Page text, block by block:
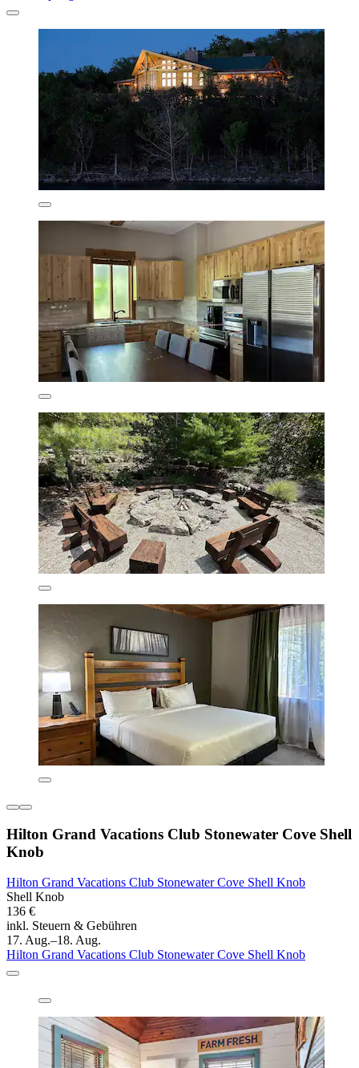
Hilton Grand Vacations Club Stonewater Cove Shell
Knob
Hilton Grand Vacations Club Stonewater Cove Shell Knob
Shell Knob
136 €
inkl. Steuern & Gebühren
17. Aug.–18. Aug.
Hilton Grand Vacations Club Stonewater Cove Shell Knob